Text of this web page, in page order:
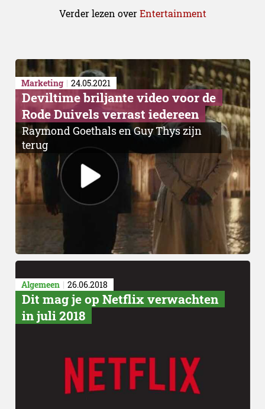
Verder lezen overEntertainment
Marketing 24.05.2021
Deviltime briljante video voor de
Rode Duivels verrast iedereen
Raymond Goethals en Guy Thys zijn
terug
Algemeen 26.06.2018
Dit mag je op Netflix verwachten
in juli 2018